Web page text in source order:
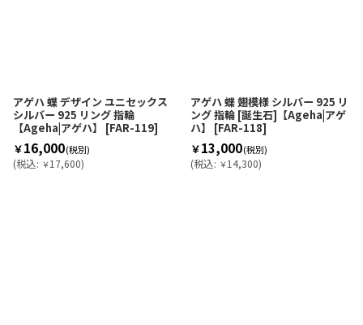
アゲハ 蝶 デザイン ユニセックス
シルバー 925 リング 指輪
【Ageha|アゲハ】
[FAR-119]
￥16,000(税別)
(税込: ￥17,600)
アゲハ 蝶 翅模様 シルバー 925 リ
ング 指輪 [誕生石]【Ageha|アゲ
ハ】
[FAR-118]
￥13,000(税別)
(税込: ￥14,300)